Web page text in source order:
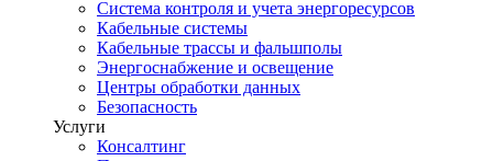
Система контроля и учета энергоресурсов
Кабельные системы
Кабельные трассы и фальшполы
Энергоснабжение и освещение
Центры обработки данных
Безопасность
Услуги
Консалтинг